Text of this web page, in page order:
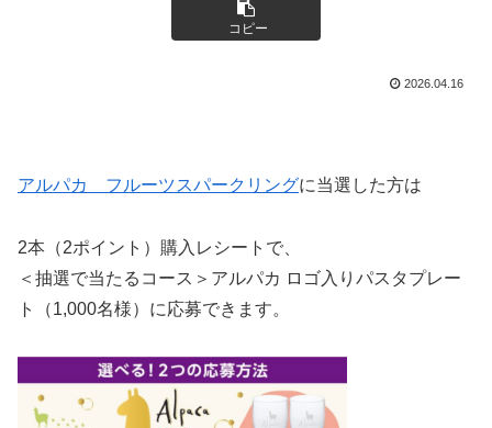
コピー
2026.04.16
アルパカ フルーツスパークリングに当選した方は
2本（2ポイント）購入レシートで、
＜抽選で当たるコース＞アルパカ ロゴ入りパスタプレー
ト（1,000名様）​に応募できます。